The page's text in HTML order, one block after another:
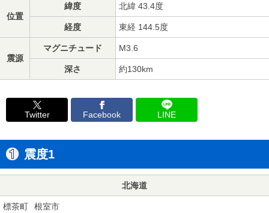
位置
緯度 北緯 43.4度
経度 東経 144.5度
震源
マグニチュード M3.6
深さ 約130km
Twitter Facebook LINE
震度1
北海道
標茶町 根室市